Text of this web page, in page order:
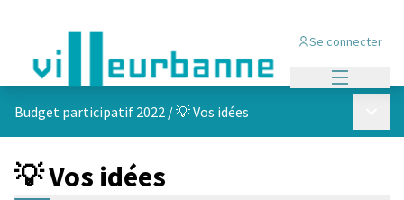
Se connecter
Budget participatif 2022 /💡 Vos idées
💡 Vos idées